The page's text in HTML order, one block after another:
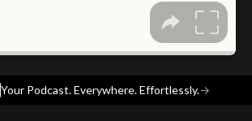
Your Podcast. Everywhere. Effortlessly.→